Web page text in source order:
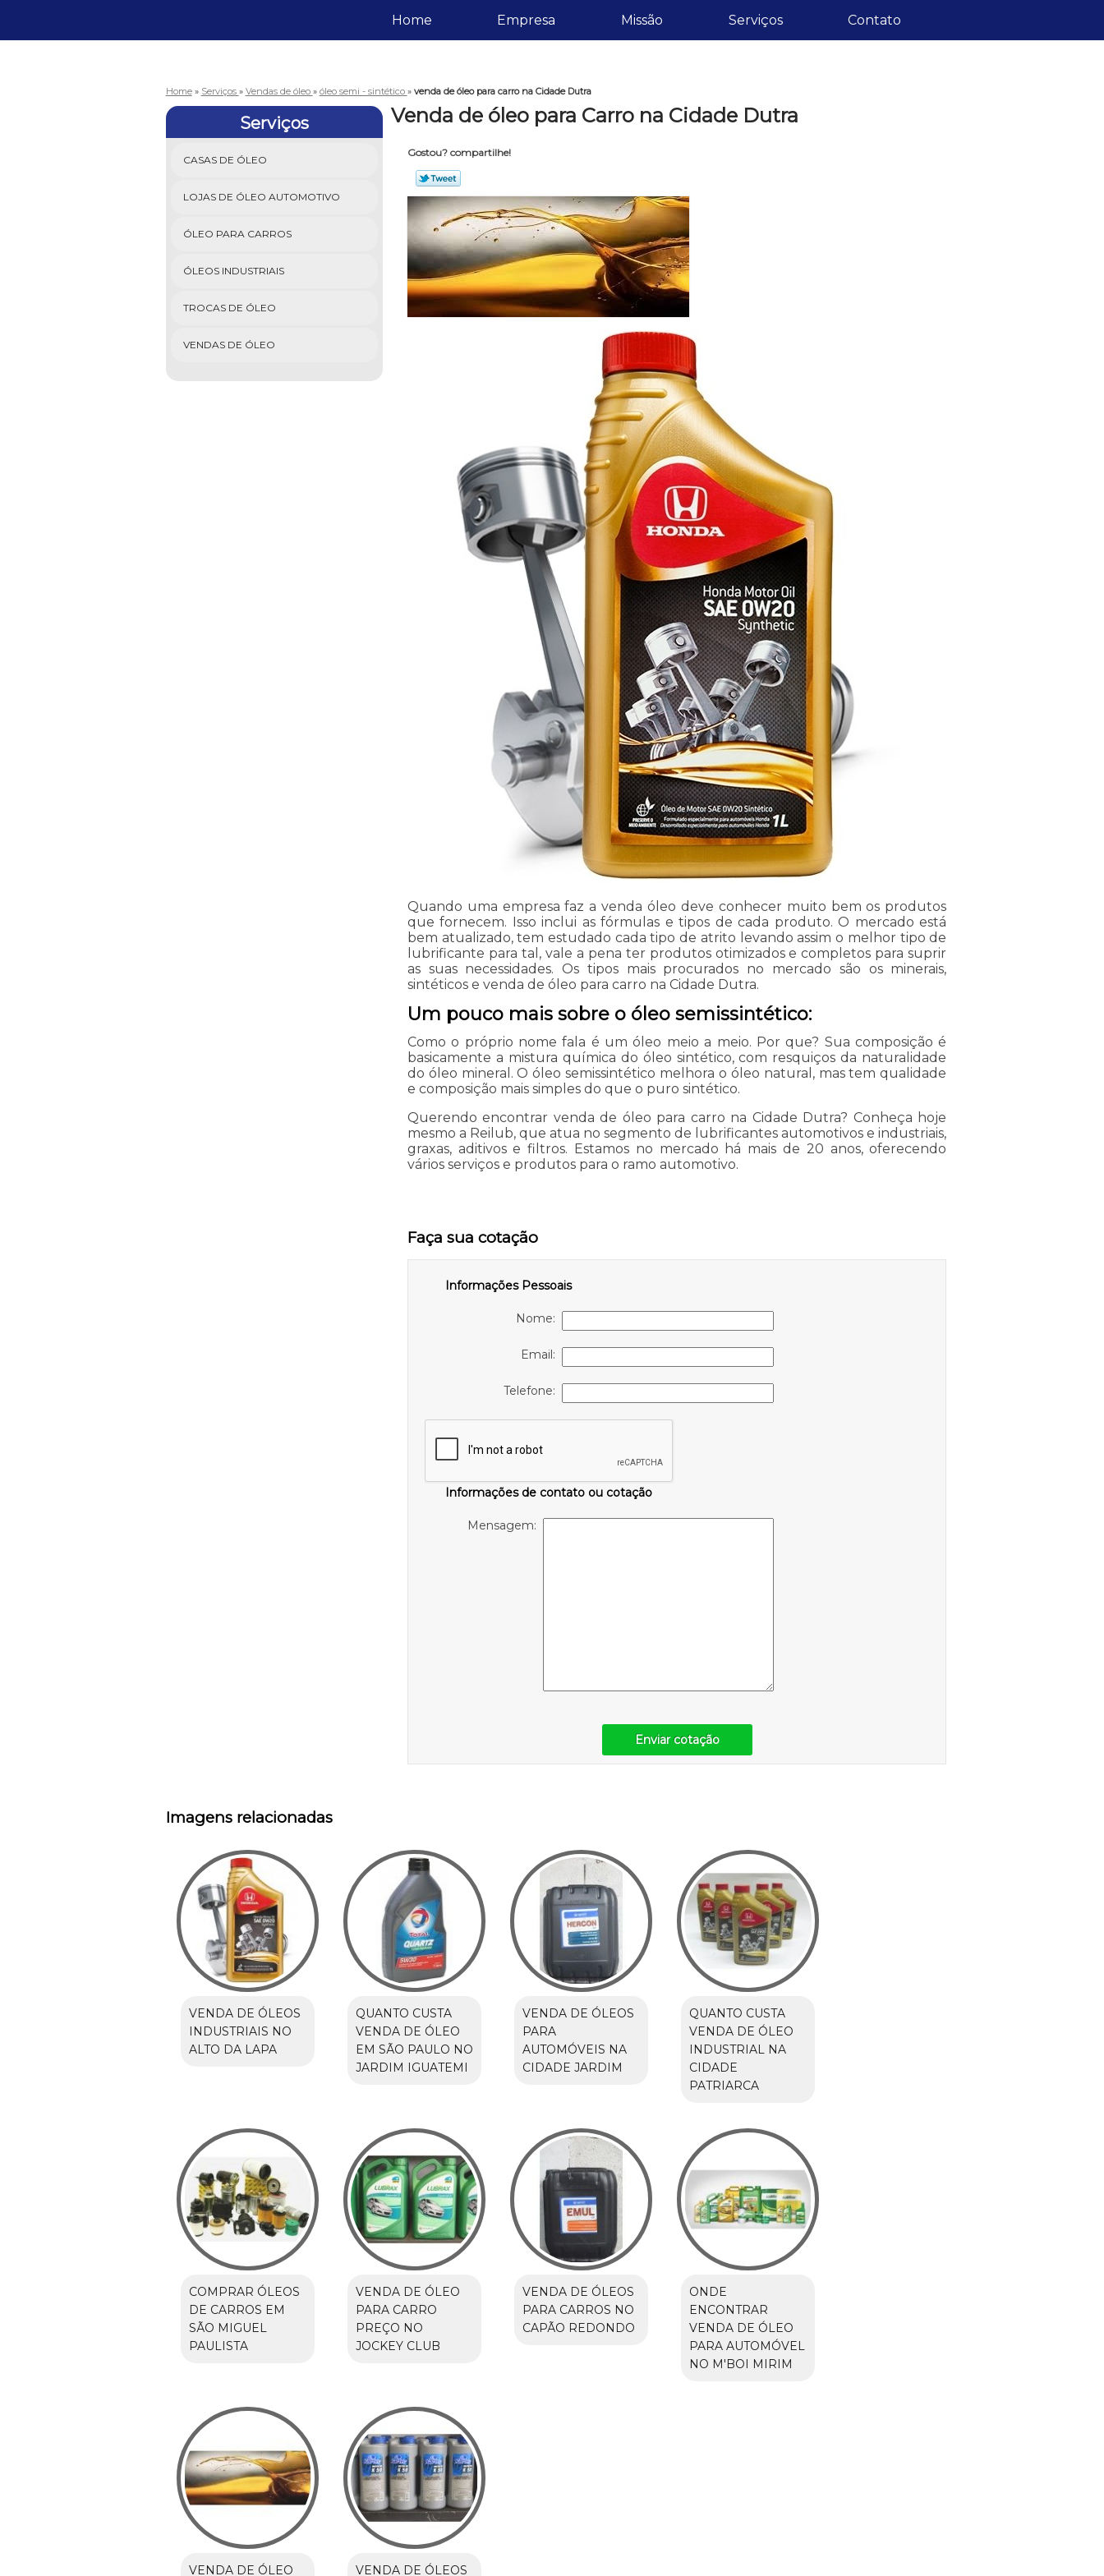
Home Empresa Missão Serviços Contato
Home » Serviços » Vendas de óleo » óleo semi - sintético » venda de óleo para carro na Cidade Dutra
Serviços
CASAS DE ÓLEO
LOJAS DE ÓLEO AUTOMOTIVO
ÓLEO PARA CARROS
ÓLEOS INDUSTRIAIS
TROCAS DE ÓLEO
VENDAS DE ÓLEO
Venda de óleo para Carro na Cidade Dutra
Gostou? compartilhe!
Quando uma empresa faz a venda óleo deve conhecer muito bem os produtos
que fornecem. Isso inclui as fórmulas e tipos de cada produto. O mercado está
bem atualizado, tem estudado cada tipo de atrito levando assim o melhor tipo de
lubrificante para tal, vale a pena ter produtos otimizados e completos para suprir
as suas necessidades. Os tipos mais procurados no mercado são os minerais,
sintéticos e venda de óleo para carro na Cidade Dutra.
Um pouco mais sobre o óleo semissintético:
Como o próprio nome fala é um óleo meio a meio. Por que? Sua composição é
basicamente a mistura química do óleo sintético, com resquiços da naturalidade
do óleo mineral. O óleo semissintético melhora o óleo natural, mas tem qualidade
e composição mais simples do que o puro sintético.
Querendo encontrar venda de óleo para carro na Cidade Dutra? Conheça hoje
mesmo a Reilub, que atua no segmento de lubrificantes automotivos e industriais,
graxas, aditivos e filtros. Estamos no mercado há mais de 20 anos, oferecendo
vários serviços e produtos para o ramo automotivo.
Faça sua cotação
Informações Pessoais
Nome:
Email:
Telefone:
Informações de contato ou cotação
Mensagem:
Enviar cotação
Imagens relacionadas
VENDA DE ÓLEOS
INDUSTRIAIS NO
ALTO DA LAPA
QUANTO CUSTA
VENDA DE ÓLEO
EM SÃO PAULO NO
JARDIM IGUATEMI
VENDA DE ÓLEOS
PARA
AUTOMÓVEIS NA
CIDADE JARDIM
QUANTO CUSTA
VENDA DE ÓLEO
INDUSTRIAL NA
CIDADE
PATRIARCA
COMPRAR ÓLEOS
DE CARROS EM
SÃO MIGUEL
PAULISTA
VENDA DE ÓLEO
PARA CARRO
PREÇO NO
JOCKEY CLUB
VENDA DE ÓLEOS
PARA CARROS NO
CAPÃO REDONDO
ONDE
ENCONTRAR
VENDA DE ÓLEO
PARA AUTOMÓVEL
NO M'BOI MIRIM
VENDA DE ÓLEO VENDA DE ÓLEOS